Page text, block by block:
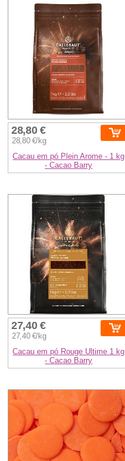
28,80 €
28,80 €/kg
Cacau em pó Plein Arome - 1 kg
- Cacao Barry
27,40 €
27,40 €/kg
Cacau em pó Rouge Ultime 1 kg
- Cacao Barry